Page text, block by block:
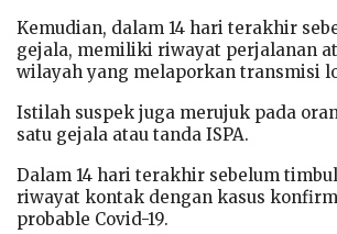
Kemudian, dalam 14 hari terakhir
gejala, memiliki riwayat perjalanan
wilayah yang melaporkan transmisi
Istilah suspek juga merujuk pada
satu gejala atau tanda ISPA.
Dalam 14 hari terakhir sebelum
riwayat kontak dengan kasus
probable Covid-19.